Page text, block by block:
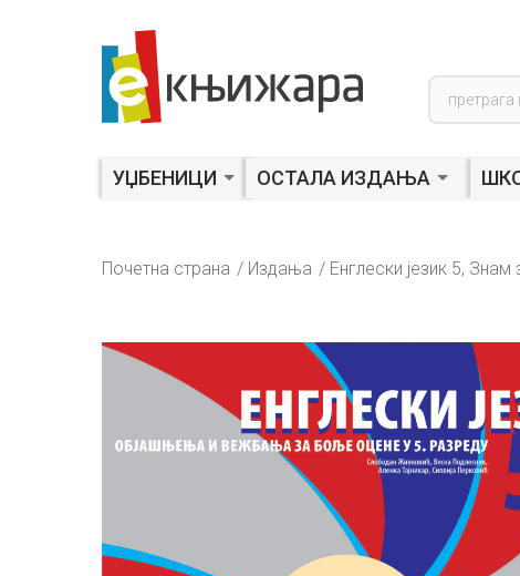
Products
search
УЏБЕНИЦИ ОСТАЛА ИЗДАЊА
Почетна страна Издања